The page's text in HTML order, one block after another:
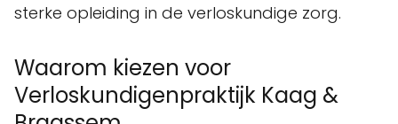
sterke opleiding in de verloskundige zorg.
Waarom kiezen voor
Verloskundigenpraktijk Kaag &